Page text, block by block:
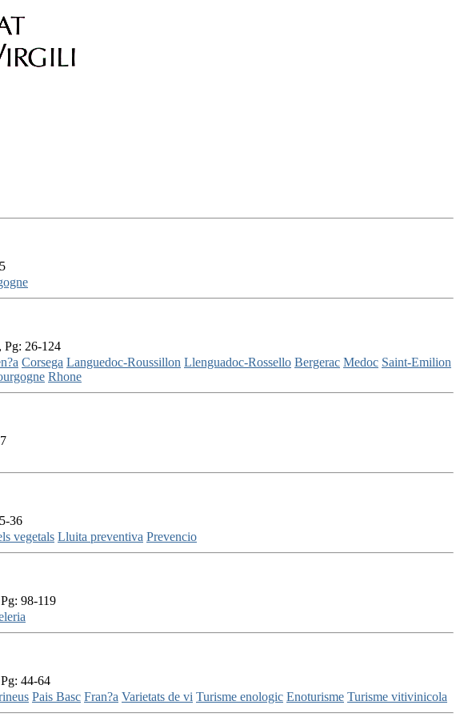
Pg: 26-124
Corsega Languedoc-Roussillon Llenguadoc-Rossello Bergerac Medoc Saint-Emilion
Rhone
36
vegetals Lluita preventiva Prevencio
98-119
44-64
Pais Basc Fran?a Varietats de vi Turisme enologic Enoturisme Turisme vitivinicola